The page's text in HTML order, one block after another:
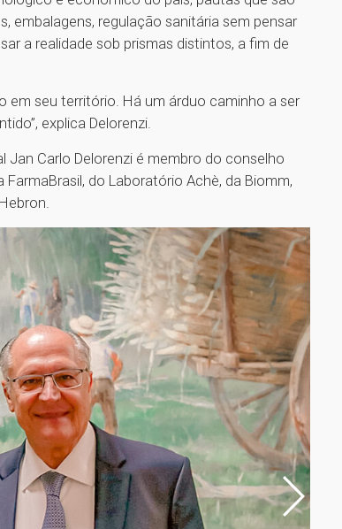
embalagens, regulação sanitária sem pensar
a realidade sob prismas distintos, a fim de
em seu território. Há um árduo caminho a ser
explica Delorenzi.
Jan Carlo Delorenzi é membro do conselho
do Laboratório Achè, da Biomm,